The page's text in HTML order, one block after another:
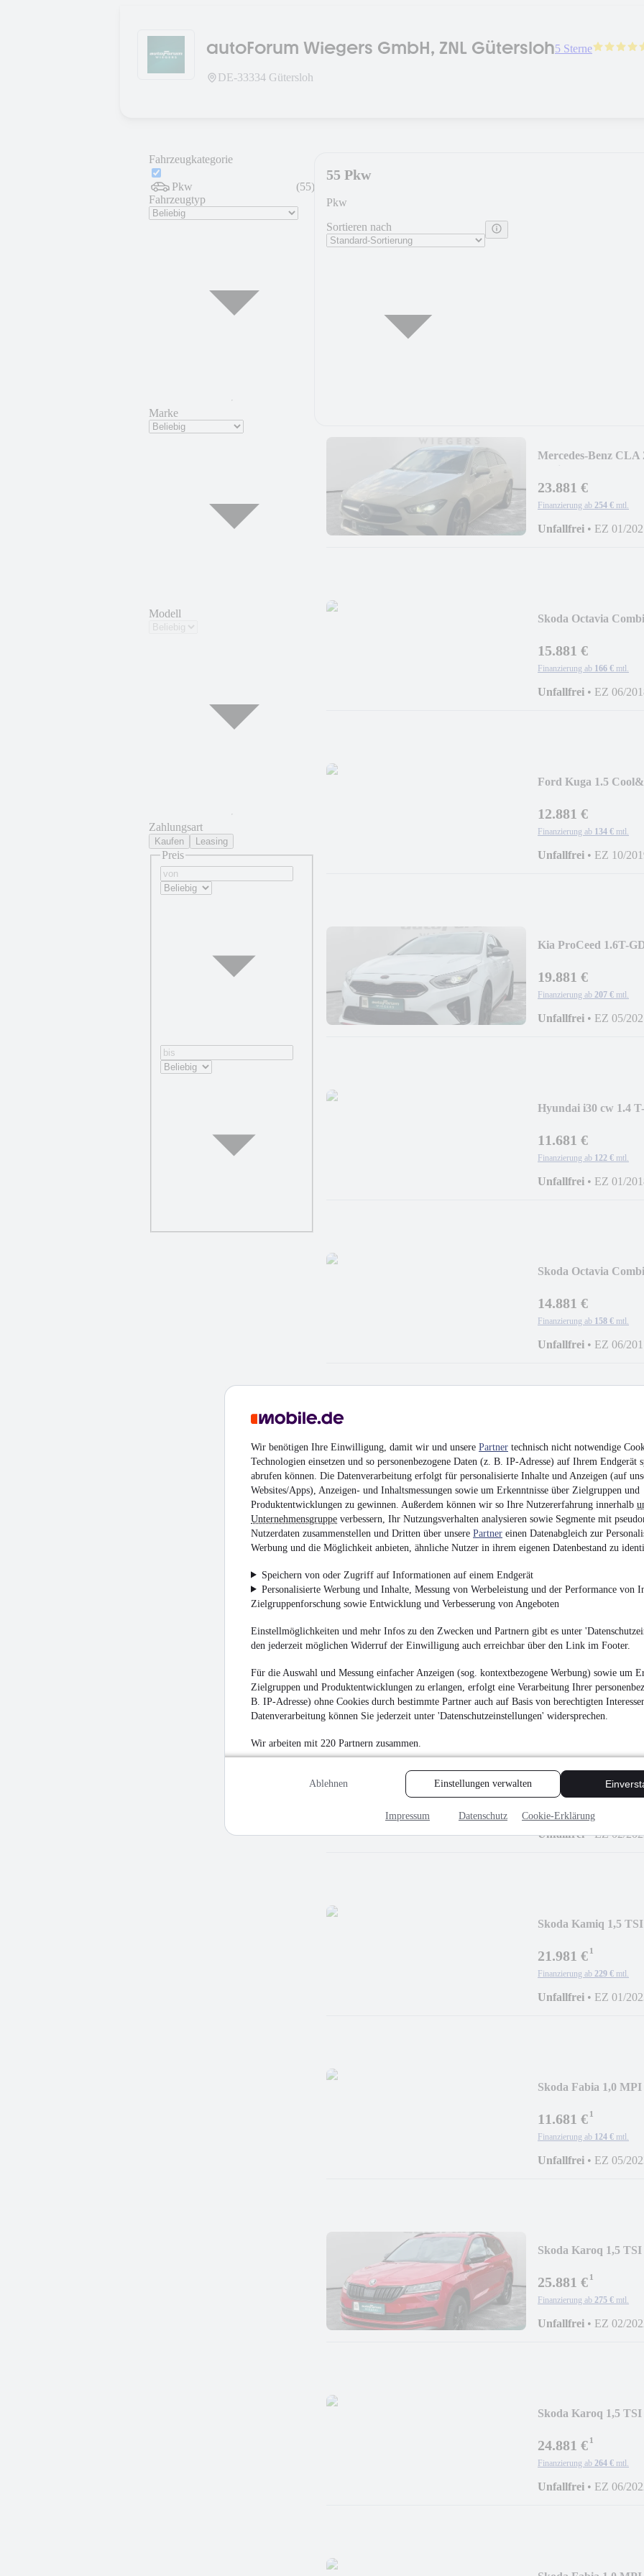
Wir benötigen Ihre Einwilligung, damit wir und unsere Partner technisch nicht notwendige
Technologien einsetzen und so personenbezogene Daten (z. B. IP-Adresse) auf Ihrem Endgerät
abrufen können. Die Datenverarbeitung erfolgt für personalisierte Inhalte und Anzeigen (auf
Websites/Apps), Anzeigen- und Inhaltsmessungen sowie um Erkenntnisse über Zielgruppen und
Produktentwicklungen zu gewinnen. Außerdem können wir so Ihre Nutzererfahrung innerhalb
Unternehmensgruppe verbessern, Ihr Nutzungsverhalten analysieren sowie Segmente mit
Nutzerdaten zusammenstellen und Dritten über unsere Partner einen Datenabgleich zur
Werbung und die Möglichkeit anbieten, ähnliche Nutzer in ihrem eigenen Datenbestand zu
Speichern von oder Zugriff auf Informationen auf einem Endgerät
Personalisierte Werbung und Inhalte, Messung von Werbeleistung und der Performance von
Zielgruppenforschung sowie Entwicklung und Verbesserung von Angeboten
Einstellmöglichkeiten und mehr Infos zu den Zwecken und Partnern gibt es unter
den jederzeit möglichen Widerruf der Einwilligung auch erreichbar über den Link im Footer.
Für die Auswahl und Messung einfacher Anzeigen (sog. kontextbezogene Werbung) sowie um
Zielgruppen und Produktentwicklungen zu erlangen, erfolgt eine Verarbeitung Ihrer
B. IP-Adresse) ohne Cookies durch bestimmte Partner auch auf Basis von berechtigten
Datenverarbeitung können Sie jederzeit unter 'Datenschutzeinstellungen' widersprechen.
Wir arbeiten mit 220 Partnern zusammen.
Ablehnen Einstellungen verwalten
Impressum Datenschutz Cookie-Erklärung
autoForum Wiegers GmbH, ZNL Gütersloh5 Sterne
DE-33334 Gütersloh
Fahrzeugkategorie
Pkw (55)
Fahrzeugtyp
Marke
Modell
Zahlungsart
Kaufen Leasing
Preis
55 Pkw
Pkw
Sortieren nach
Mercedes-Benz CLA
23.881 €
Finanzierung ab 254 € mtl.
Unfallfrei • EZ 01/
Skoda Octavia
15.881 €
Finanzierung ab 166 € mtl.
Unfallfrei • EZ 06/
Ford Kuga 1.5
12.881 €
Finanzierung ab 134 € mtl.
Unfallfrei • EZ 10/
Kia ProCeed 1.6T-
19.881 €
Finanzierung ab 207 € mtl.
Unfallfrei • EZ 05/
Hyundai i30 cw 1.4
11.681 €
Finanzierung ab 122 € mtl.
Unfallfrei • EZ 01/
Skoda Octavia
14.881 €
Finanzierung ab 158 € mtl.
Unfallfrei • EZ 06/
Skoda Karoq 1,5
19.681 €¹
205 €
Unfallfrei• EZ 02/
Kia Sportage 1.6T-
19.881 €
Finanzierung ab 211 € mtl.
Unfallfrei•EZ 01/
Skoda Karoq 1,5
19.481 €
Finanzierung ab
Unfallfrei•EZ 02/
Skoda Kamiq 1,5
21.981 €¹
Finanzierung ab 229 € mtl.
Unfallfrei • EZ 01/
Skoda Fabia 1,0
11.681 €¹
Finanzierung ab 124 € mtl.
Unfallfrei • EZ 05/
Skoda Karoq 1,5
25.881 €¹
Finanzierung ab 275 € mtl.
Unfallfrei • EZ 02/
Skoda Karoq 1,5
24.881 €¹
Finanzierung ab 264 € mtl.
Unfallfrei • EZ 06/